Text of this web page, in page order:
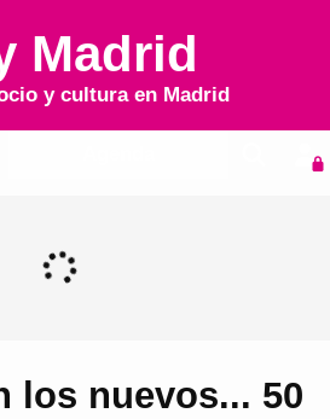
Madrid
y cultura en Madrid
los nuevos... 50